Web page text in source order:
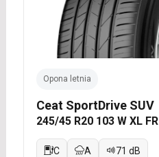
Opona letnia
Ceat SportDrive SUV
245/45 R20 103 W XL FR
C A 71 dB